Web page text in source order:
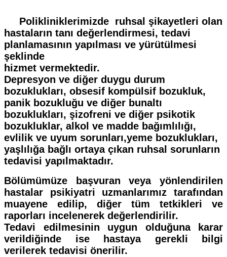
Polikliniklerimizde ruhsal şikayetleri olan
hastaların tanı değerlendirmesi, tedavi
planlamasının yapılması ve yürütülmesi
şeklinde
hizmet vermektedir.
Depresyon ve diğer duygu durum
bozuklukları, obsesif kompülsif bozukluk,
panik bozukluğu ve diğer bunaltı
bozuklukları, şizofreni ve diğer psikotik
bozukluklar, alkol ve madde bağımlılığı,
evlilik ve uyum sorunları,yeme bozuklukları,
yaşlılığa bağlı ortaya çıkan ruhsal sorunların
tedavisi yapılmaktadır.
Bölümümüze başvuran veya yönlendirilen
hastalar psikiyatri uzmanlarımız tarafından
muayene edilip, diğer tüm tetkikleri ve
raporları incelenerek değerlendirilir.
Tedavi edilmesinin uygun olduğuna karar
verildiğinde ise hastaya gerekli bilgi
verilerek tedavisi önerilir.